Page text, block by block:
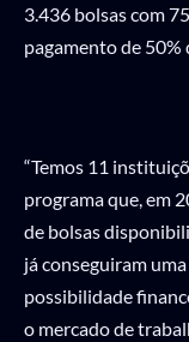
3.436 bolsas com
pagamento de 50%
“Temos 11
programa que, em
de bolsas
já conseguiram
possibilidade
o mercado de